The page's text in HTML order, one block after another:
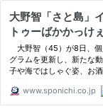
大野智「さと島」
トゥーばかかっけ
すぎ」 - スポニチ
大野智（45）が8日、個
グラムを更新し、新たな
子や海ではしゃぐ姿、お
www.sponichi.co.jp